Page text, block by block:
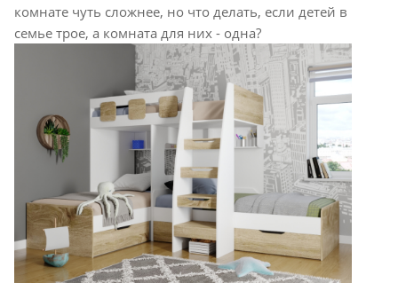
комнате чуть сложнее, но что делать, если детей в
семье трое, а комната для них - одна?